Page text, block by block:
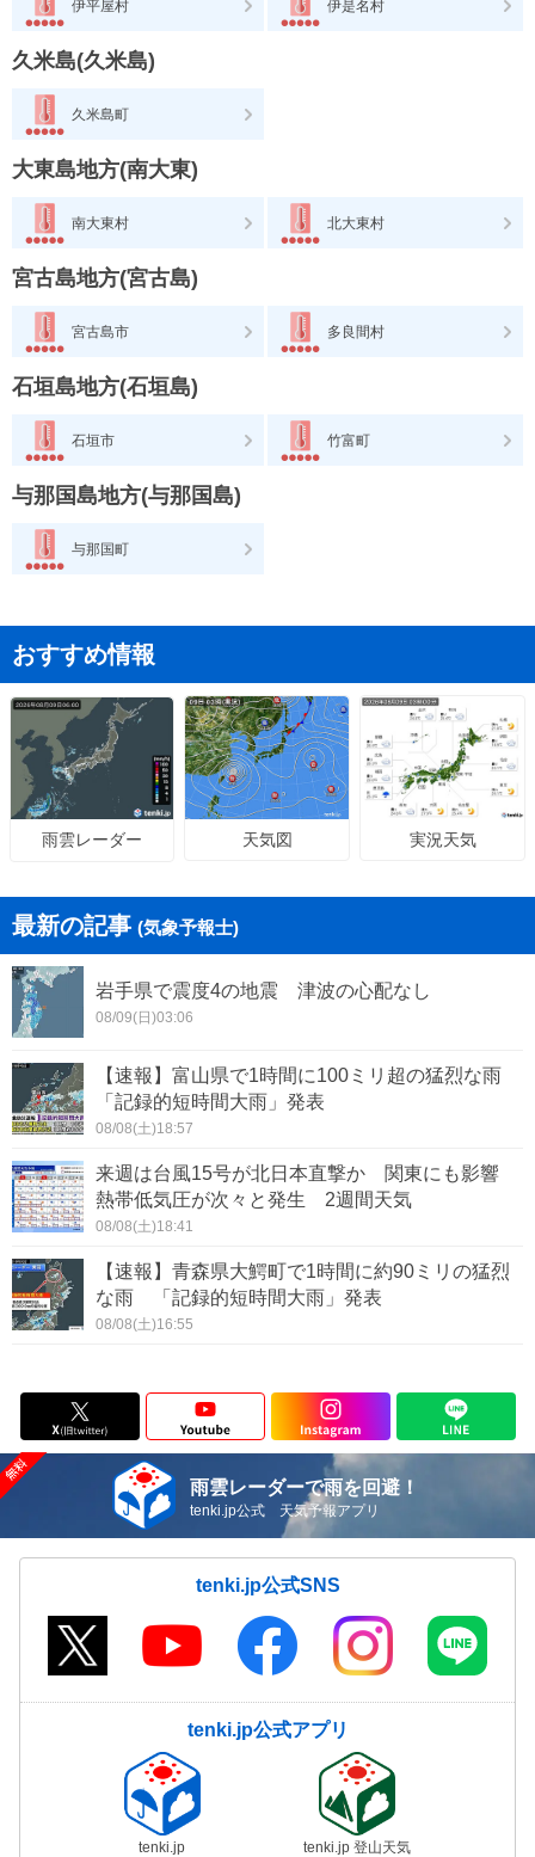
伊平屋村 伊是名村
久米島(久米島)
久米島町
大東島地方(南大東)
南大東村 北大東村
宮古島地方(宮古島)
宮古島市 多良間村
石垣島地方(石垣島)
石垣市 竹富町
与那国島地方(与那国島)
与那国町
おすすめ情報
雨雲レーダー 天気図 実況天気
最新の記事 (気象予報士)
岩手県で震度4の地震 津波の心配なし
08/09(日)03:06
【速報】富山県で1時間に100ミリ超の猛烈な雨
「記録的短時間大雨」発表
08/08(土)18:57
来週は台風15号が北日本直撃か 関東にも影響
熱帯低気圧が次々と発生 2週間天気
08/08(土)18:41
【速報】青森県大鰐町で1時間に約90ミリの猛烈
な雨 「記録的短時間大雨」発表
08/08(土)16:55
雨雲レーダーで雨を回避！
tenki.jp公式 天気予報アプリ
tenki.jp公式SNS
tenki.jp公式アプリ
tenki.jp tenki.jp 登山天気